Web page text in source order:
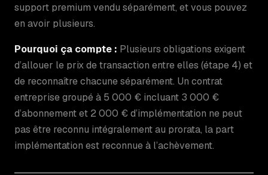
support premium vendu séparément, et vous pouvez
en avoir plusieurs.
Pourquoi ça compte : Plusieurs obligations exigent
d’allouer le prix de transaction entre elles (étape 4) et
de reconnaître chacune séparément. Un contrat
entreprise groupé à 5 000 € incluant 3 000 €
d’abonnement et 2 000 € d’implémentation ne peut
pas être reconnu intégralement au prorata, la part
implémentation est reconnue à l’achèvement.